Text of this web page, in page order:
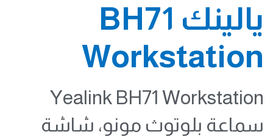
يالينك BH71
Workstation
Yealink BH71 Workstation
سماعة بلوتوث مونو، شاشة